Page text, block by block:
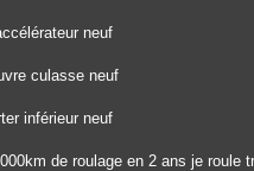
neuf
culasse neuf
inférieur neuf
de roulage en 2 ans je roule